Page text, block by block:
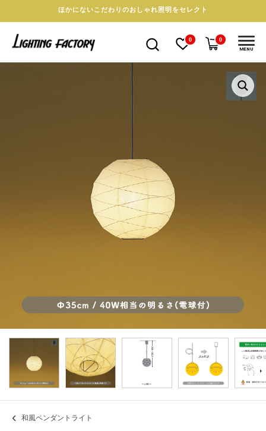
ほかにないこだわりのおしゃれ照明をセレクト
0 0
MENU
和風ペンダントライト